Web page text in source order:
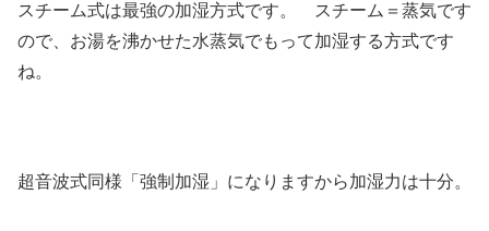
スチーム式は最強の加湿方式です。 スチーム＝蒸気です
ので、お湯を沸かせた水蒸気でもって加湿する方式です
ね。
超音波式同様「強制加湿」になりますから加湿力は十分。